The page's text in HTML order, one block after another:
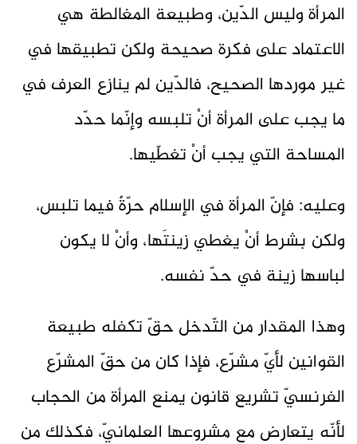
المرأة وليس الدّين، وطبيعة المغالطة هي
الاعتماد على فكرة صحيحة ولكن تطبيقها في
غير موردها الصحيح، فالدّين لم ينازع العرف في
ما يجب على المرأة أنْ تلبسه وإنّما حدّد
المساحة التي يجب أنْ تغطّيها.
وعليه: فإنّ المرأة في الإسلام حرّةٌ فيما تلبس،
ولكن بشرط أنْ يغطي زينتَها، وأنْ لا يكون
لباسها زينة في حدّ نفسه.
وهذا المقدار من التّدخل حقّ تكفله طبيعة
القوانين لأيّ مشرّع، فإذا كان من حقّ المشرّع
الفرنسيّ تشريع قانون يمنع المرأة من الحجاب
لأنّه يتعارض مع مشروعها العلمانيّ، فكذلك من